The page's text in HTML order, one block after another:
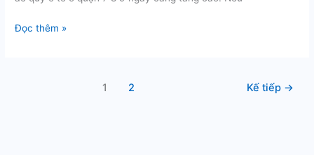
Kích
Đọc thêm »
1 2 Kế tiếp →